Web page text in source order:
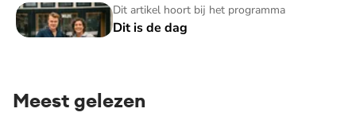
Dit artikel hoort bij het programma
Dit is de dag
Dit is de dag
Meest gelezen